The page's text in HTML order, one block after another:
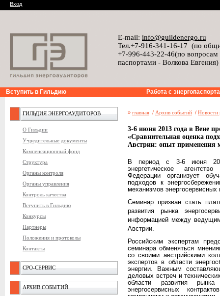
Вход
E-mail: info@guildenergo.ru
Тел.+7-916-341-16-17 (по
+7-996-443-22-46(по
паспортами - Волкова Евгения)
Вступить в Гильдию Работа с
ГИЛЬДИЯ ЭНЕРГОАУДИТОРОВ
О Гильдии
Учредительные документы
Компенсационный фонд
Структура
Органы контроля
Органы управления
Контроль качества
Вступить в Гильдию
Конкурсы
Партнеры
Положения и протоколы
Контакты
СРО-СЕРВИС
АРХИВ СОБЫТИЙ
» главная / Архив событий / Новости
3-6 июня 2013 года в Вене
«Сравнительная оценка
Австрии: опыт применения
В период с 3-6 июня
энергетическое
Федерации организует
подходов к
механизмов энергосервисных
Семинар призван стать
развития рынка
информацией между
Австрии.
Российским экспертам
семинара обменяться
со своими австрийскими
экспертов в области
энергии. Важным
деловых встреч и
области развития
энергосервисных